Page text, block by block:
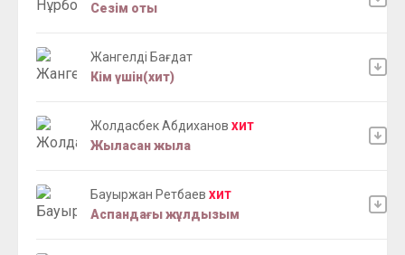
Сезім оты
Жангелді Бағдат
Кім үшін(хит)
Жолдасбек Абдиханов ХИТ
Жыласан жыла
Бауыржан Ретбаев ХИТ
Аспандағы жұлдызым